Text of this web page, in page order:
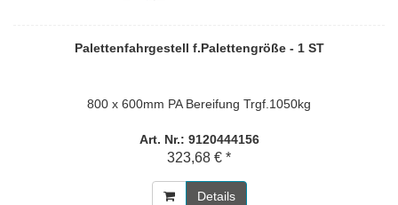
Palettenfahrgestell f.Palettengröße - 1 ST
800 x 600mm PA Bereifung Trgf.1050kg
Art. Nr.: 9120444156
323,68 € *
Details